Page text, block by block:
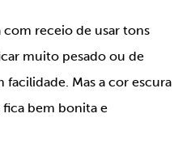
receio de usar tons
muito pesado ou de
Mas a cor escura
fica bem bonita e